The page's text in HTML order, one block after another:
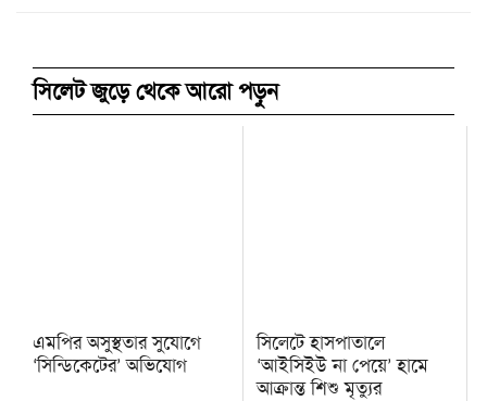
সিলেট জুড়ে থেকে আরো পড়ুন
এমপির অসুস্থতার সুযোগে
‘সিন্ডিকেটের’ অভিযোগ
সিলেটে হাসপাতালে
‘আইসিইউ না পেয়ে’ হামে
আক্রান্ত শিশু মৃত্যুর